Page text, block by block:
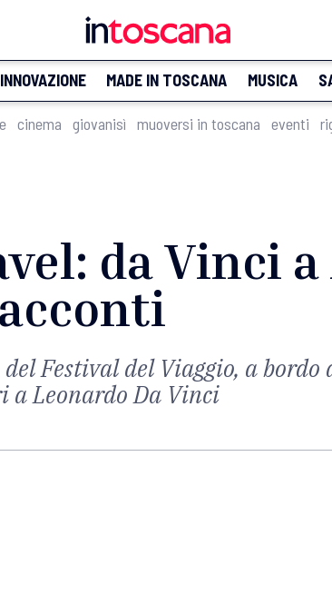
INNOVAZIONE MADE IN TOSCANA MUSICA
cinema giovanisì muoversi in toscana eventi
da Vinci
Festival del Viaggio, a bordo
a Leonardo Da Vinci